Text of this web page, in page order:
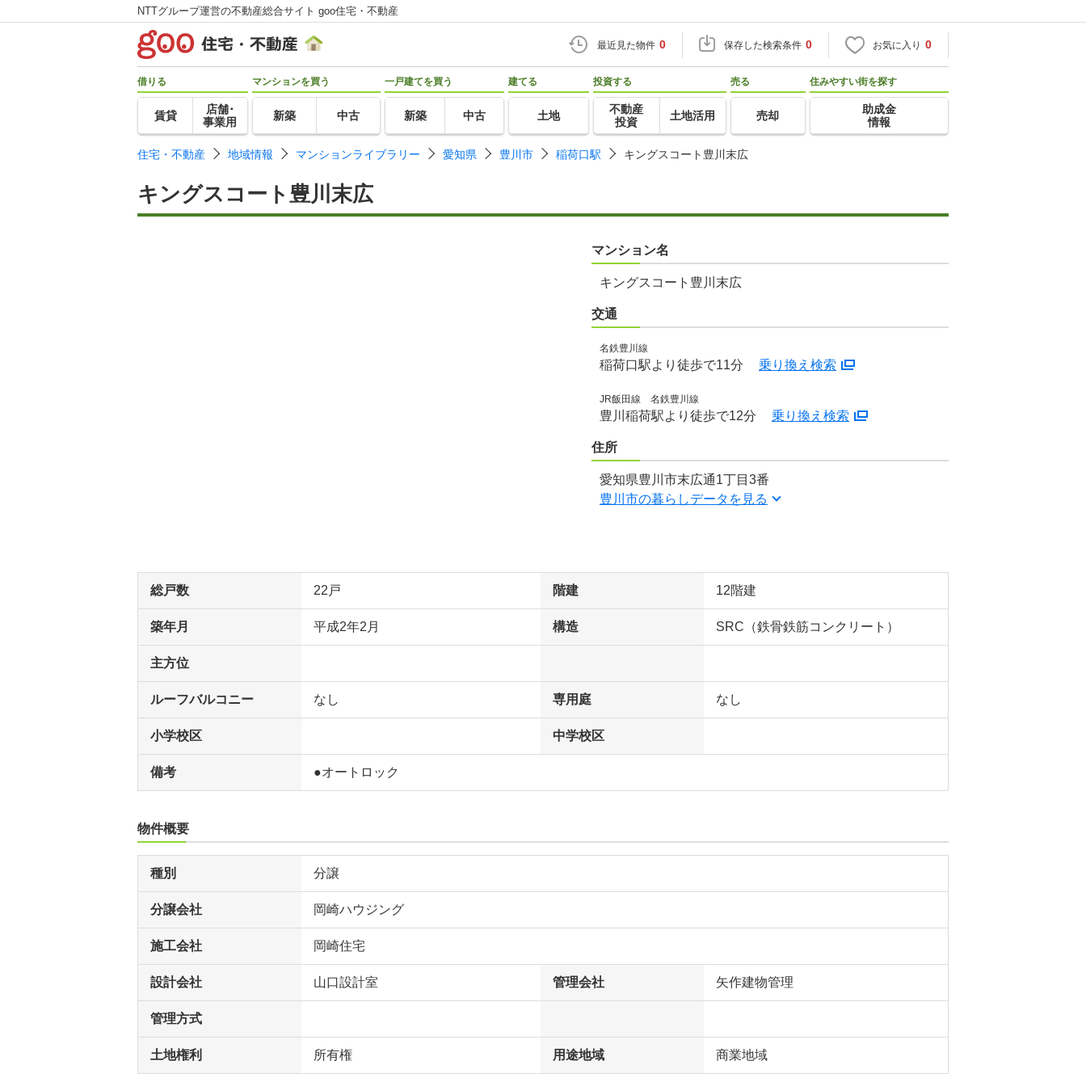
NTTグループ運営の不動産総合サイト goo住宅・不動産
最近見た物件 0 保存した検索条件 0 お気に入り 0
借りる
賃貸
店舗･
事業用
マンションを買う
新築 中古
一戸建てを買う
新築 中古
建てる
土地
投資する
不動産
投資
土地活用
売る
売却
住みやすい街を探す
助成金
情報
住宅・不動産 地域情報 マンションライブラリー 愛知県 豊川市 稲荷口駅 キングスコート豊川末広
キングスコート豊川末広
マンション名
キングスコート豊川末広
交通
名鉄豊川線
稲荷口駅より徒歩で11分 乗り換え検索
JR飯田線 名鉄豊川線
豊川稲荷駅より徒歩で12分 乗り換え検索
住所
愛知県豊川市末広通1丁目3番
豊川市の暮らしデータを見る
総戸数 22戸 階建 12階建
築年月 平成2年2月 構造 SRC（鉄骨鉄筋コンクリート）
主方位
ルーフバルコニー なし 専用庭 なし
小学校区 中学校区
備考 ●オートロック
物件概要
種別 分譲
分譲会社 岡崎ハウジング
施工会社 岡崎住宅
設計会社 山口設計室 管理会社 矢作建物管理
管理方式
土地権利 所有権 用途地域 商業地域